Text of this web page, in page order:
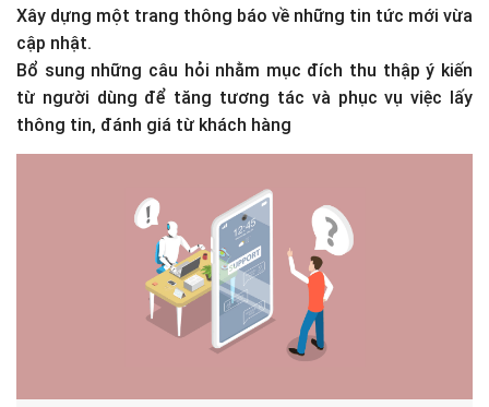
Xây dựng một trang thông báo về những tin tức mới vừa
cập nhật.
Bổ sung những câu hỏi nhằm mục đích thu thập ý kiến
từ người dùng để tăng tương tác và phục vụ việc lấy
thông tin, đánh giá từ khách hàng